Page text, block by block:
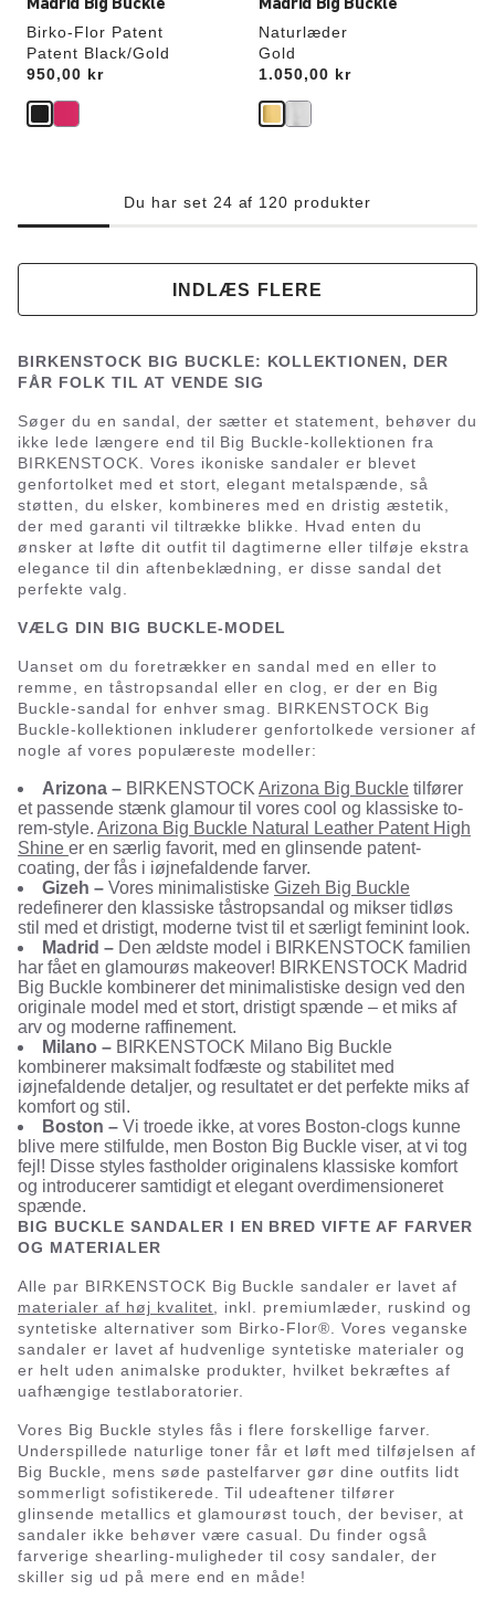
Madrid Big Buckle
Birko-Flor Patent
Patent Black/Gold
Price:
950,00 kr
Madrid Big Buckle
Naturlæder
Gold
Price:
1.050,00 kr
Du har set 24 af 120 produkter
INDLÆS FLERE
BIRKENSTOCK BIG BUCKLE: KOLLEKTIONEN, DER
FÅR FOLK TIL AT VENDE SIG
Søger du en sandal, der sætter et statement, behøver du
ikke lede længere end til Big Buckle-kollektionen fra
BIRKENSTOCK. Vores ikoniske sandaler er blevet
genfortolket med et stort, elegant metalspænde, så
støtten, du elsker, kombineres med en dristig æstetik,
der med garanti vil tiltrække blikke. Hvad enten du
ønsker at løfte dit outfit til dagtimerne eller tilføje ekstra
elegance til din aftenbeklædning, er disse sandal det
perfekte valg.
VÆLG DIN BIG BUCKLE-MODEL
Uanset om du foretrækker en sandal med en eller to
remme, en tåstropsandal eller en clog, er der en Big
Buckle-sandal for enhver smag. BIRKENSTOCK Big
Buckle-kollektionen inkluderer genfortolkede versioner af
nogle af vores populæreste modeller:
Arizona – BIRKENSTOCK Arizona Big Buckle tilfører
et passende stænk glamour til vores cool og klassiske to-
rem-style. Arizona Big Buckle Natural Leather Patent High
Shine er en særlig favorit, med en glinsende patent-
coating, der fås i iøjnefaldende farver.
Gizeh – Vores minimalistiske Gizeh Big Buckle
redefinerer den klassiske tåstropsandal og mikser tidløs
stil med et dristigt, moderne tvist til et særligt feminint look.
Madrid – Den ældste model i BIRKENSTOCK familien
har fået en glamourøs makeover! BIRKENSTOCK Madrid
Big Buckle kombinerer det minimalistiske design ved den
originale model med et stort, dristigt spænde – et miks af
arv og moderne raffinement.
Milano – BIRKENSTOCK Milano Big Buckle
kombinerer maksimalt fodfæste og stabilitet med
iøjnefaldende detaljer, og resultatet er det perfekte miks af
komfort og stil.
Boston – Vi troede ikke, at vores Boston-clogs kunne
blive mere stilfulde, men Boston Big Buckle viser, at vi tog
fejl! Disse styles fastholder originalens klassiske komfort
og introducerer samtidigt et elegant overdimensioneret
spænde.
BIG BUCKLE SANDALER I EN BRED VIFTE AF FARVER
OG MATERIALER
Alle par BIRKENSTOCK Big Buckle sandaler er lavet af
materialer af høj kvalitet , inkl. premiumlæder, ruskind og
syntetiske alternativer som Birko-Flor®. Vores veganske
sandaler er lavet af hudvenlige syntetiske materialer og
er helt uden animalske produkter, hvilket bekræftes af
uafhængige testlaboratorier.
Vores Big Buckle styles fås i flere forskellige farver.
Underspillede naturlige toner får et løft med tilføjelsen af
Big Buckle, mens søde pastelfarver gør dine outfits lidt
sommerligt sofistikerede. Til udeaftener tilfører
glinsende metallics et glamourøst touch, der beviser, at
sandaler ikke behøver være casual. Du finder også
farverige shearling-muligheder til cosy sandaler, der
skiller sig ud på mere end en måde!